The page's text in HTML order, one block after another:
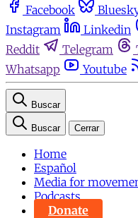
Facebook
Instagram
Linkedin
Reddit
Telegram
Whatsapp
Youtube
Buscar
Buscar Cerrar
Home
Español
Media for
Podcasts
Donate